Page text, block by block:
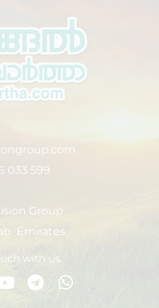
033 599
Group
Emirates
with us.